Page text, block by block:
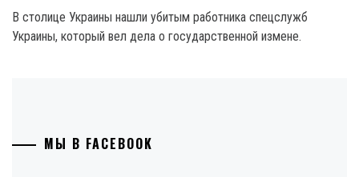
В столице Украины нашли убитым работника спецслужб
Украины, который вел дела о государственной измене.
МЫ В FACEBOOK